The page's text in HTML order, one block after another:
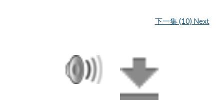
下一集 (10) Next